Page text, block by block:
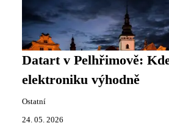
Datart v Pelhřimově:
elektroniku výhodně
Ostatní
24. 05. 2026